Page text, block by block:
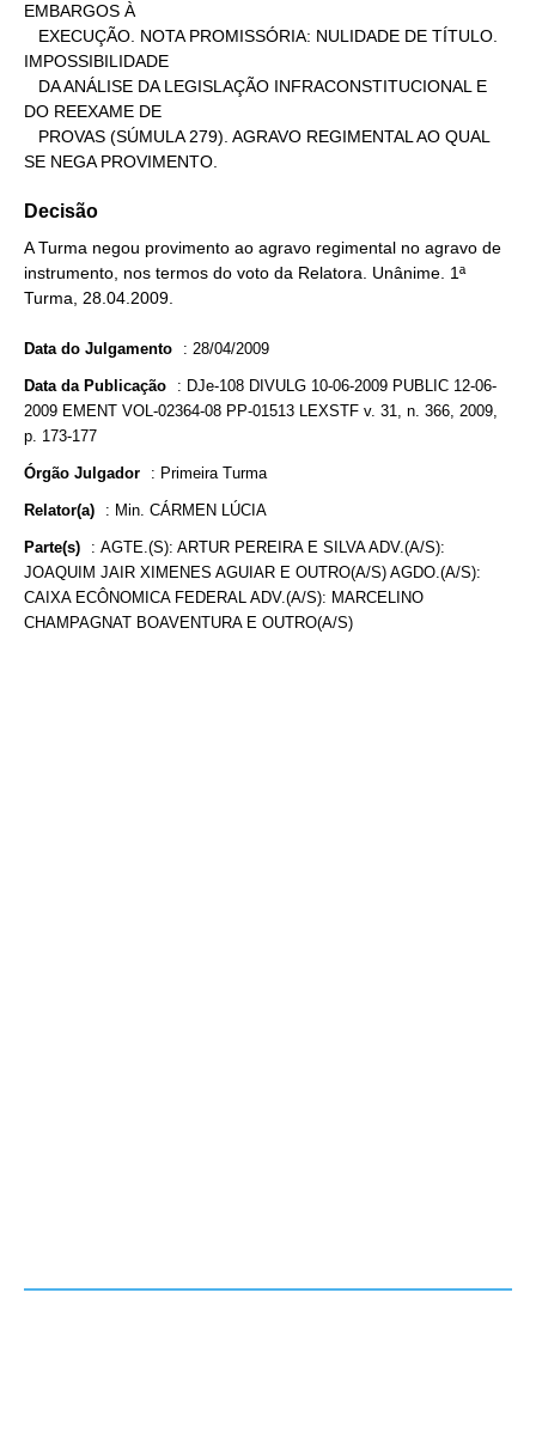
EMBARGOS À
IMPOSSIBILIDADE
DO REEXAME DE
SE NEGA PROVIMENTO.
Decisão
A Turma negou provimento ao agravo regimental no agravo de
instrumento, nos termos do voto da Relatora. Unânime. 1ª
Turma, 28.04.2009.
Data do Julgamento : 28/04/2009
Data da Publicação : DJe-108 DIVULG 10-06-2009 PUBLIC 12-06-
2009 EMENT VOL-02364-08 PP-01513 LEXSTF v. 31, n. 366, 2009,
p. 173-177
Órgão Julgador : Primeira Turma
Relator(a) : Min. CÁRMEN LÚCIA
Parte(s) : AGTE.(S): ARTUR PEREIRA E SILVA ADV.(A/S):
JOAQUIM JAIR XIMENES AGUIAR E OUTRO(A/S) AGDO.(A/S):
CAIXA ECÔNOMICA FEDERAL ADV.(A/S): MARCELINO
CHAMPAGNAT BOAVENTURA E OUTRO(A/S)